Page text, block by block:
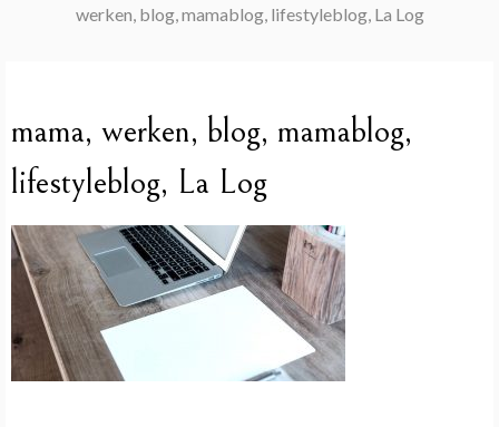
werken, blog, mamablog, lifestyleblog, La Log
mama, werken, blog, mamablog,
lifestyleblog, La Log